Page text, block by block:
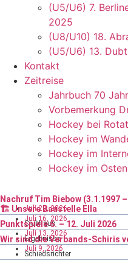
(U5/U6) 7.
2025
(U8/U10) 18.
(U5/U6) 13.
Kontakt
Zeitreise
Jahrbuch 70
Vorbemerkung
Hockey bei
Hockey im
Hockey im
Hockey im Osten
Juli 29, 2026
Nachruf Tim Biebow (3.1.1997
Juli 16, 2026
🏗️ Unsere Baustelle Ella
Clubhaus
Juli 13, 2026
Punktspiele 6. – 12. Juli 2026
Ergebnisse
Juli 9, 2026
Wir sind die Verbands-Schiris
Schiedsrichter